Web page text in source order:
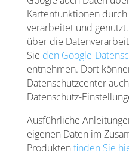
Kartenfunktionen
verarbeitet und
über die
Sie den Google-
entnehmen. Dort
Datenschutzcenter
Datenschutz-
Ausführliche
eigenen Daten im
Produkten finden Sie